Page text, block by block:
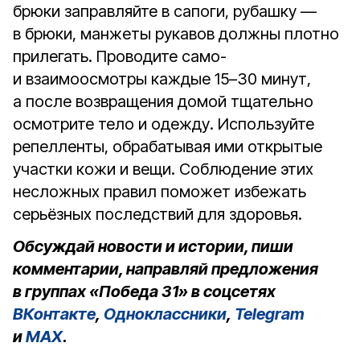
брюки заправляйте в сапоги, рубашку —
в брюки, манжеты рукавов должны плотно
прилегать. Проводите само-
и взаимоосмотры каждые 15–30 минут,
а после возвращения домой тщательно
осмотрите тело и одежду. Используйте
репелленты, обрабатывая ими открытые
участки кожи и вещи. Соблюдение этих
несложных правил поможет избежать
серьёзных последствий для здоровья.
Обсуждай новости и истории, пиши
комментарии, направляй предложения
в группах «Победа 31» в соцсетях
ВКонтакте, Одноклассники, Telegram
иMAX.